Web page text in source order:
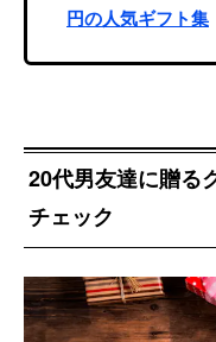
円の人気ギフト集
20代男友達に贈る
チェック